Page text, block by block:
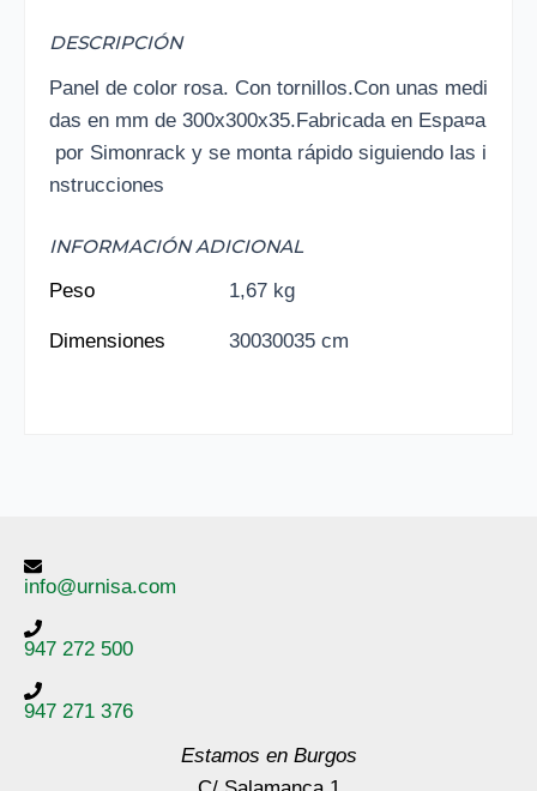
DESCRIPCIÓN
Panel de color rosa. Con tornillos.Con unas medi
das en mm de 300x300x35.Fabricada en Espa¤a
por Simonrack y se monta rápido siguiendo las i
nstrucciones
INFORMACIÓN ADICIONAL
Peso
1,67 kg
Dimensiones 30030035 cm
info@urnisa.com
947 272 500
947 271 376
Estamos en Burgos